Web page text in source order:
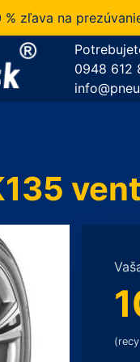
na prezúvanie u
0948 612